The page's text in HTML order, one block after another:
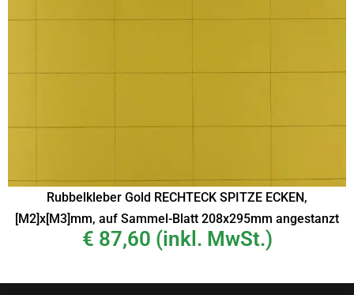
Rubbelkleber Gold RECHTECK SPITZE ECKEN,
[M2]x[M3]mm, auf Sammel-Blatt 208x295mm angestanzt
€ 87,60 (inkl. MwSt.)